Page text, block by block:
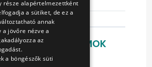
DOKUMENTUMOK
felhívás
része alapértelmezettként
a sütiket, de ez a
annak
a jövőre nézve a
az
a böngészők süti